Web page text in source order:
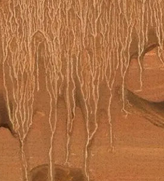
hus av Alia